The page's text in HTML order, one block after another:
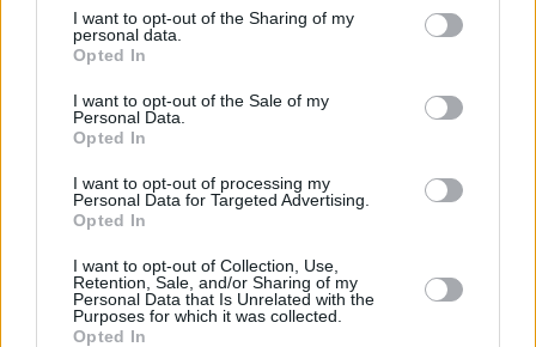
not limited to your visit or usage behaviour. You may click to
grant or deny consent to Google and its third-party tags to
use your data for below specified purposes in below Google
consent section.
I want to opt-out of the Sharing of my
personal data.
Opted In
I want to opt-out of the Sale of my
Personal Data.
Opted In
I want to opt-out of processing my
Personal Data for Targeted Advertising.
Opted In
I want to opt-out of Collection, Use,
Retention, Sale, and/or Sharing of my
Personal Data that Is Unrelated with the
Purposes for which it was collected.
Opted In
07.08.2026, 20:16
Νέες καταγγελίες στην Ελπίδα για τη
Δημοκρατία: Γρατσία, Γαλανός,
Καρυστιανού και αυλικοί το
μετέτρεψαν σε φοβικό αρχηγικό
07.08.2026, 19:33 102